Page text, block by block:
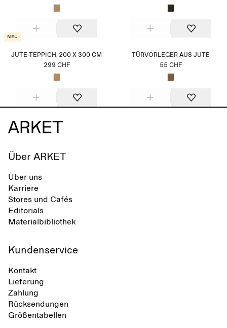
Neu
JUTE-TEPPICH, 200 X 300 CM
299 CHF
TÜRVORLEGER AUS JUTE
55 CHF
Über ARKET
Über uns
Karriere
Stores und Cafés
Editorials
Materialbibliothek
Kundenservice
Kontakt
Lieferung
Zahlung
Rücksendungen
Größentabellen